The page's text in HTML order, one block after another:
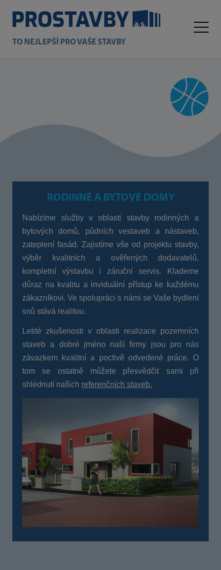
TO NEJLEPŠÍ PRO VAŠE STAVBY
RODINNÉ A BYTOVÉ DOMY
Nabízíme služby v oblasti stavby rodinných a
bytových domů, půdních vestaveb a nástaveb,
zateplení fasád. Zajistíme vše od projektu stavby,
výběr kvalitních a ověřených dodavatelů,
kompletní výstavbu i záruční servis. Klademe
důraz na kvalitu a inviduální přístup ke každému
zákazníkovi. Ve spolupráci s námi se Vaše bydlení
snů stává realitou.
Letité zkušenosti v oblasti realizace pozemních
staveb a dobré jméno naší firmy jsou pro nás
závazkem kvalitní a poctivě odvedené práce. O
tom se ostatně můžete přesvědčit sami při
shlédnutí našich referenčních staveb.